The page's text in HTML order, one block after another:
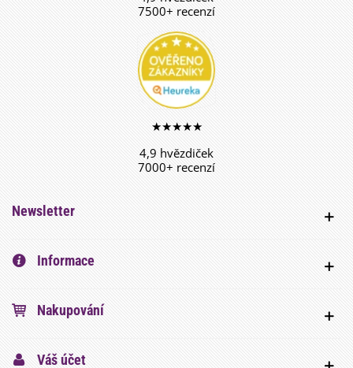
7500+ recenzí
★★★★★
4,9 hvězdiček
7000+ recenzí
Newsletter
Informace
Nakupování
Váš účet